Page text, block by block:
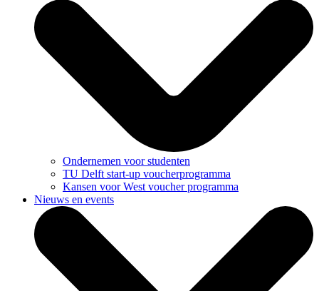
Ondernemen voor studenten
TU Delft start-up voucherprogramma
Kansen voor West voucher programma
Nieuws en events